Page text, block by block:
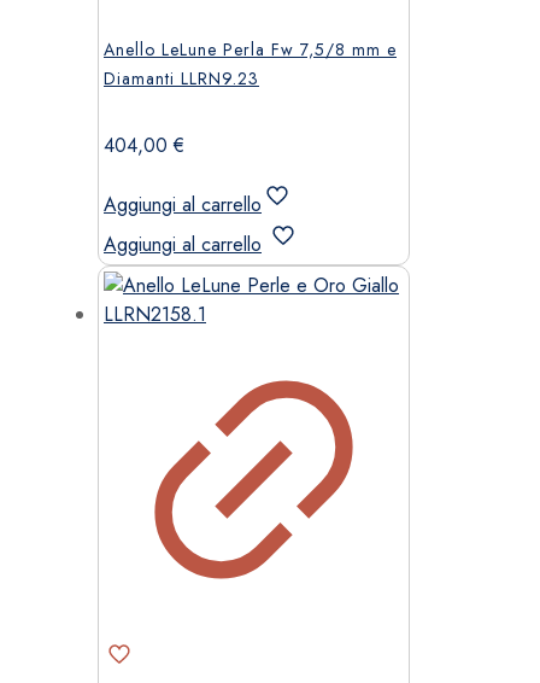
Anello LeLune Perla Fw 7,5/8 mm e
Diamanti LLRN9.23
404,00€
Aggiungi al carrello
Aggiungi al carrello